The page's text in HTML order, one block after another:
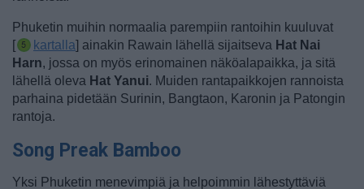
Phuketin muihin normaalia parempiin rantoihin kuuluvat
[
kartalla] ainakin Rawain lähellä sijaitseva Hat Nai
Harn, jossa on myös erinomainen näköalapaikka, ja sitä
lähellä oleva Hat Yanui. Muiden rantapaikkojen rannoista
parhaina pidetään Surinin, Bangtaon, Karonin ja Patongin
rantoja.
Song Preak Bamboo
Yksi Phuketin menevimpiä ja helpoimmin lähestyttäviä